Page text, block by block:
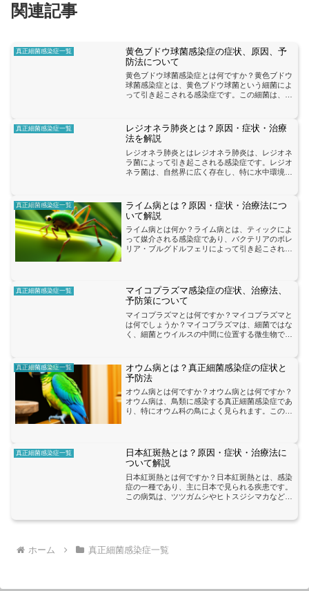
関連記事
真正細菌感染症一覧
黄色ブドウ球菌感染症の症状、原因、予
防法について
黄色ブドウ球菌感染症とは何ですか？黄色ブドウ
球菌感染症とは、黄色ブドウ球菌という細菌によ
って引き起こされる感染症です。この細菌は、人
が侵入すると、感染症...
真正細菌感染症一覧
レジオネラ肺炎とは？原因・症状・治療
法を解説
レジオネラ肺炎とはレジオネラ肺炎は、レジオネ
ラ菌によって引き起こされる感染症です。レジオ
ネラ菌は、自然界に広く存在し、特に水中環境で
とが多く、これらの施...
真正細菌感染症一覧
ライム病とは？原因・症状・治療法につ
いて解説
ライム病とは何か？ライム病とは、ティックによ
って媒介される感染症であり、バクテリアのボレ
リア・ブルグドルフェリによって引き起こされま
真正細菌感染症一覧
マイコプラズマ感染症の症状、治療法、
予防策について
マイコプラズマとは何ですか？マイコプラズマと
は何でしょうか？マイコプラズマは、細菌ではな
く、細菌とウイルスの中間に位置する微生物で
プラズマ感染症は、主に...
真正細菌感染症一覧
オウム病とは？真正細菌感染症の症状と
予防法
オウム病とは何ですか？オウム病とは何ですか？
オウム病は、鳥類に感染する真正細菌感染症であ
り、特にオウム科の鳥によく見られます。この病
真正細菌感染症一覧
日本紅斑熱とは？原因・症状・治療法に
ついて解説
日本紅斑熱とは何ですか？日本紅斑熱とは、感染
症の一種であり、主に日本で見られる疾患です。
この病気は、ツツガムシやヒトスジシマカなどの
ホーム 真正細菌感染症一覧